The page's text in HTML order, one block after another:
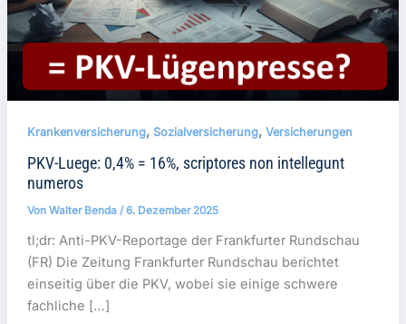
Krankenversicherung, Sozialversicherung, Versicherungen
PKV-Luege: 0,4% = 16%, scriptores non intellegunt
numeros
Von Walter Benda /6. Dezember 2025
tl;dr: Anti-PKV-Reportage der Frankfurter Rundschau
(FR) Die Zeitung Frankfurter Rundschau berichtet
einseitig über die PKV, wobei sie einige schwere
fachliche […]